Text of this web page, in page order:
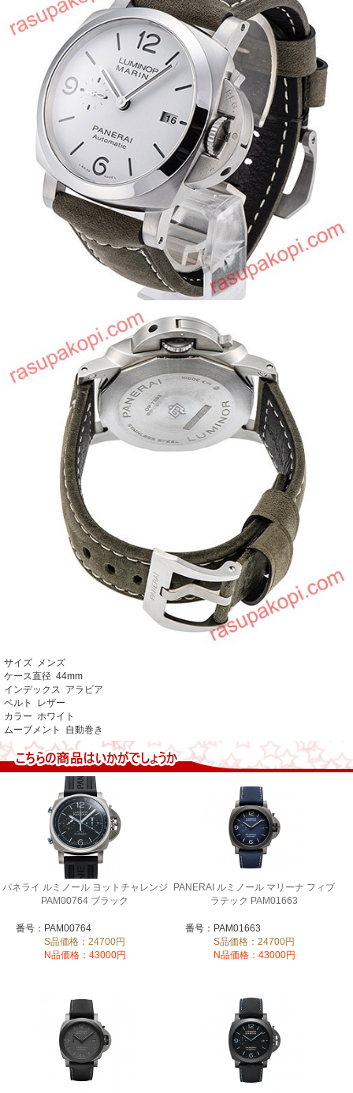
サイズ メンズ
ケース直径 44mm
インデックス アラビア
ベルト レザー
カラー ホワイト
ムーブメント 自動巻き
パネライ ルミノール ヨットチャレンジ
PAM00764 ブラック
番号：PAM00764
S品価格：24700円
N品価格：43000円
PANERAI ルミノール マリーナ フィブ
ラテック PAM01663
番号：PAM01663
S品価格：24700円
N品価格：43000円